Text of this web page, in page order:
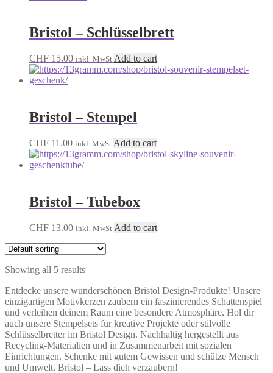
Bristol – Schlüsselbrett
CHF 15.00 inkl. MwSt Add to cart
Bristol – Stempel
CHF 11.00 inkl. MwSt Add to cart
Bristol – Tubebox
CHF 13.00 inkl. MwSt Add to cart
Showing all 5 results
Entdecke unsere wunderschönen Bristol Design-Produkte! Unsere
einzigartigen Motivkerzen zaubern ein faszinierendes Schattenspiel
und verleihen deinem Raum eine besondere Atmosphäre. Hol dir
auch unsere Stempelsets für kreative Projekte oder stilvolle
Schlüsselbretter im Bristol Design. Nachhaltig hergestellt aus
Recycling-Materialien und in Zusammenarbeit mit sozialen
Einrichtungen. Schenke mit gutem Gewissen und schütze Mensch
und Umwelt. Bristol – Lass dich verzaubern!